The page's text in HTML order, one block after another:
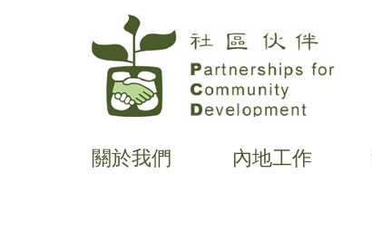
關於我們 內地工作